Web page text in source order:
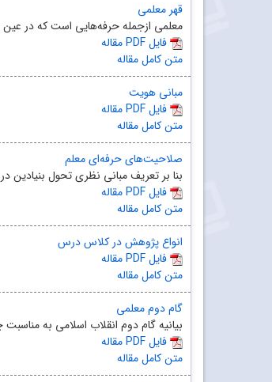
قهر معلمی
معلمی ازجمله حرفه‌هایی است که در عین
مقاله PDF فایل
متن کامل مقاله
مبانی هویت
مقاله PDF فایل
متن کامل مقاله
صلاحیت‌های حرفه‌ای معلم
بنا بر تعریف مبانی نظری تحول بنیادین در
مقاله PDF فایل
متن کامل مقاله
انواع پژوهش در کلاس درس
مقاله PDF فایل
متن کامل مقاله
گام دوم معلمی
بیانیه گام دوم انقلاب اسلامی به مناسبت چهلمین سالگرد
مقاله PDF فایل
متن کامل مقاله